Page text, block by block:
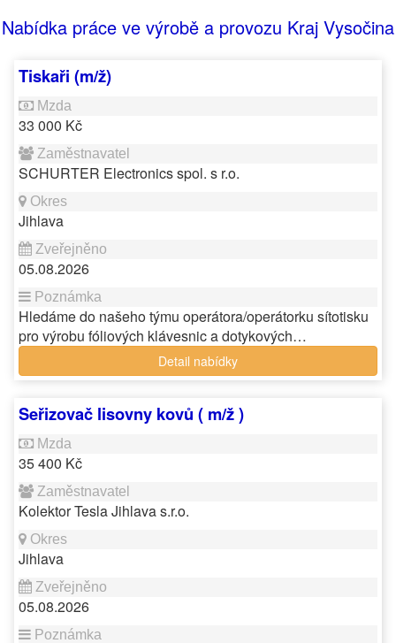
Nabídka práce ve výrobě a provozu Kraj Vysočina
Tiskaři (m/ž)
33 000 Kč
SCHURTER Electronics spol. s r.o.
Jihlava
05.08.2026
Hledáme do našeho týmu operátora/operátorku sítotisku
pro výrobu fóliových klávesnic a dotykových…
Detail nabídky
Seřizovač lisovny kovů ( m/ž )
35 400 Kč
Kolektor Tesla Jihlava s.r.o.
Jihlava
05.08.2026